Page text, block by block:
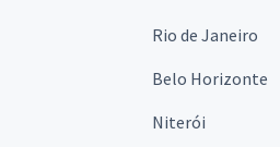
Rio de Janeiro
Belo Horizonte
Niterói